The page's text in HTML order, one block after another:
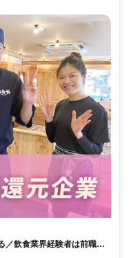
／飲食業界経験者は前職年